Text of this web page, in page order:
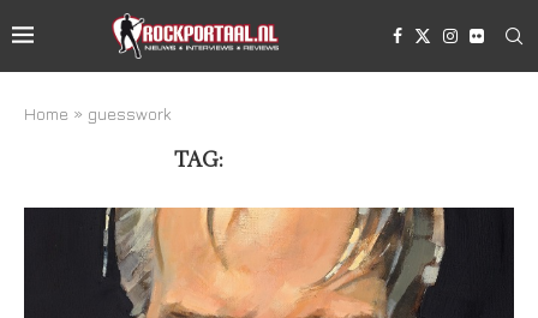
Home » guesswork
TAG: